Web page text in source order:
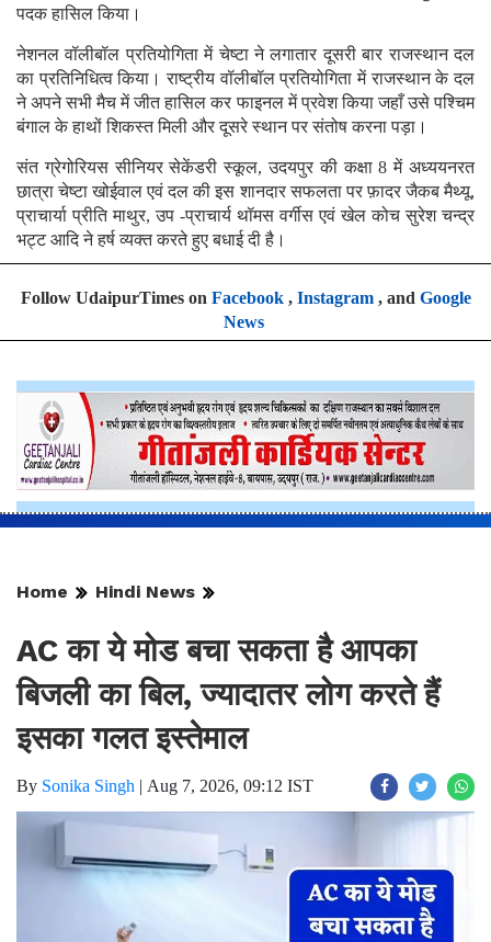
पदक हासिल किया।
नेशनल वॉलीबॉल प्रतियोगिता में चेष्टा ने लगातार दूसरी बार राजस्थान दल
का प्रतिनिधित्व किया। राष्ट्रीय वॉलीबॉल प्रतियोगिता में राजस्थान के दल
ने अपने सभी मैच में जीत हासिल कर फाइनल में प्रवेश किया जहाँ उसे पश्चिम
बंगाल के हाथों शिकस्त मिली और दूसरे स्थान पर संतोष करना पड़ा।
संत ग्रेगोरियस सीनियर सेकेंडरी स्कूल, उदयपुर की कक्षा 8 में अध्ययनरत
छात्रा चेष्टा खोईवाल एवं दल की इस शानदार सफलता पर फ़ादर जैकब मैथ्यू,
प्राचार्या प्रीति माथुर, उप -प्राचार्य थॉमस वर्गीस एवं खेल कोच सुरेश चन्द्र
भट्ट आदि ने हर्ष व्यक्त करते हुए बधाई दी है।
Follow UdaipurTimes on Facebook, Instagram, and Google
News
Home Hindi News
AC का ये मोड बचा सकता है आपका
बिजली का बिल, ज्यादातर लोग करते हैं
इसका गलत इस्तेमाल
By Sonika Singh | Aug 7, 2026, 09:12 IST